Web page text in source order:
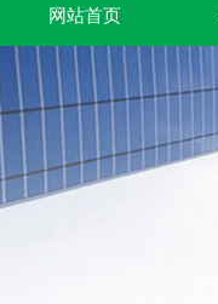
网站首页